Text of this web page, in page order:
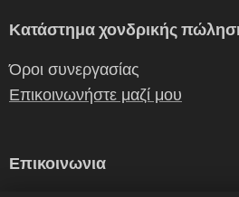
Κατάστημα
Όροι συνεργασίας
Επικοινωνήστε μαζί μου